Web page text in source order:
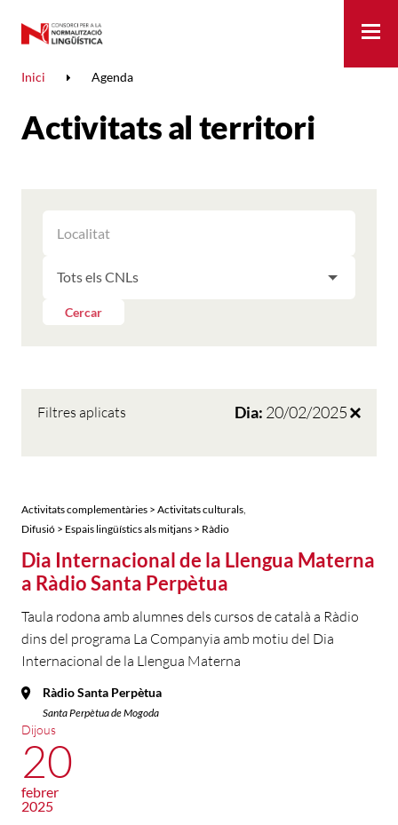
Inici Agenda
Activitats al territori
ELS
RESULTATS
LES
PER
LES
Cercar
Filtres aplicats Dia: 20/02/2025
Activitats complementàries > Activitats culturals
Difusió > Espais lingüístics als mitjans > Ràdio
Dia Internacional de la Llengua Materna
a Ràdio Santa Perpètua
Taula rodona amb alumnes dels cursos de català a Ràdio
dins del programa La Companyia amb motiu del Dia
Internacional de la Llengua Materna
Ràdio Santa Perpètua
Santa Perpètua de Mogoda
Dijous
20
febrer
2025